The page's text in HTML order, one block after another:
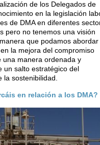
de los Delegados de
en la legislación
de DMA en diferentes
pero no tenemos una visión
que podamos abordar
la mejora del compromiso
una manera ordenada y
un salto estratégico del
la sostenibilidad.
en relación a los DMA?